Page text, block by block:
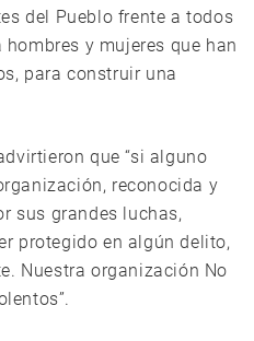
del Pueblo frente a todos
y mujeres que han
para construir una
que “si alguno
reconocida y
sus grandes luchas,
protegido en algún delito,
Nuestra organización No